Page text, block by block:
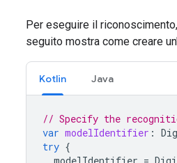
Per eseguire il
seguito mostra come creare
Kotlin Java
// Specify the
var modelIdentifier :
try {